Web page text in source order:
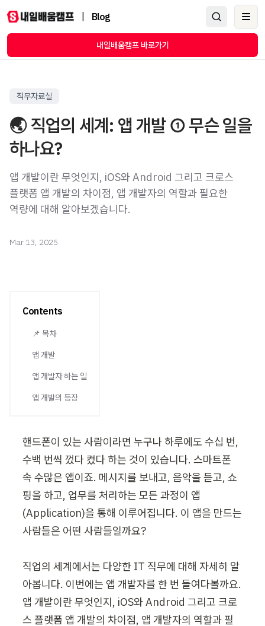
Blog
내일배움캠프 바로가기
직무자료실
🌏 직업의 세계: 앱 개발 ① 무슨 일을
하나요?
앱 개발이란 무엇인지, iOS와 Android 그리고 크로스
플랫폼 앱 개발의 차이점, 앱 개발자의 역할과 필요한
역량에 대해 알아보겠습니다.
Mar 13, 2025
Contents
📌 목차
앱 개발
앱 개발자 하는 일
앱 개발의 등장
핸드폰이 있는 사람이라면 누구나 하루에도 수십 번,
수백 번씩 껐다 켰다 하는 것이 있습니다. 스마트폰
속 수많은 앱이죠. 메시지를 보내고, 음악을 듣고, 쇼
핑을 하고, 업무를 처리하는 모든 과정이 앱
(Application)을 통해 이루어집니다. 이 앱을 만드는
사람들은 어떤 사람들일까요?
직업의 세계에서는 다양한 IT 직무에 대해 자세히 알
아봅니다. 이번에는 앱 개발자를 한 번 들여다볼까요.
앱 개발이란 무엇인지, iOS와 Android 그리고 크로
스 플랫폼 앱 개발의 차이점, 앱 개발자의 역할과 필